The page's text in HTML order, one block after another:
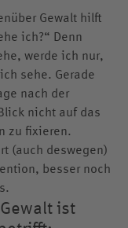
Gewalt hilft
ich?“ Denn
werde ich nur,
sehe. Gerade
nach der
nicht auf das
zu fixieren.
(auch deswegen)
besser noch
ist